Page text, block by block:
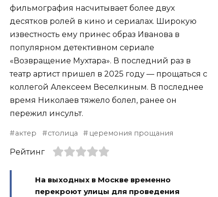
фильмография насчитывает более двух
десятков ролей в кино и сериалах. Широкую
известность ему принес образ Иванова в
популярном детективном сериале
«Возвращение Мухтара». В последний раз в
театр артист пришел в 2025 году — прощаться с
коллегой Алексеем Веселкиным. В последнее
время Николаев тяжело болел, ранее он
пережил инсульт.
актер столица церемония прощания
Рейтинг
На выходных в Москве временно
перекроют улицы для проведения